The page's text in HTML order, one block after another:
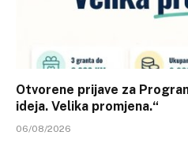
Otvorene prijave za
ideja. Velika promjena.“
06/08/2026